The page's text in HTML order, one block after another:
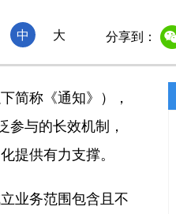
中 大 分享到：
简称《通知》），
参与的长效机制，
提供有力支撑。
业务范围包含且不